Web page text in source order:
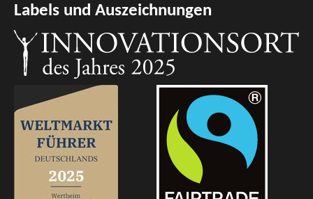
Labels und Auszeichnungen